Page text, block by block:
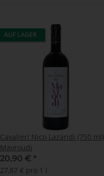
AUF LAGER
Cavalieri Nico Lazaridi (750 ml)
Mavroudi
20,90 € *
27,87 € pro 1 l